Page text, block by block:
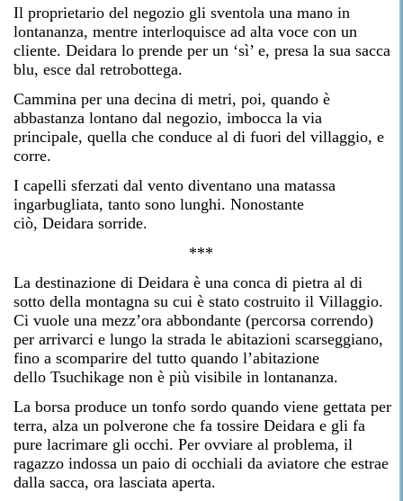
Il proprietario del negozio gli sventola una mano in
lontananza, mentre interloquisce ad alta voce con un
cliente. Deidara lo prende per un ‘sì’ e, presa la sua sacca
blu, esce dal retrobottega.
Cammina per una decina di metri, poi, quando è
abbastanza lontano dal negozio, imbocca la via
principale, quella che conduce al di fuori del villaggio, e
corre.
I capelli sferzati dal vento diventano una matassa
ingarbugliata, tanto sono lunghi. Nonostante
ciò, Deidara sorride.
***
La destinazione di Deidara è una conca di pietra al di
sotto della montagna su cui è stato costruito il Villaggio.
Ci vuole una mezz’ora abbondante (percorsa correndo)
per arrivarci e lungo la strada le abitazioni scarseggiano,
fino a scomparire del tutto quando l’abitazione
dello Tsuchikage non è più visibile in lontananza.
La borsa produce un tonfo sordo quando viene gettata per
terra, alza un polverone che fa tossire Deidara e gli fa
pure lacrimare gli occhi. Per ovviare al problema, il
ragazzo indossa un paio di occhiali da aviatore che estrae
dalla sacca, ora lasciata aperta.